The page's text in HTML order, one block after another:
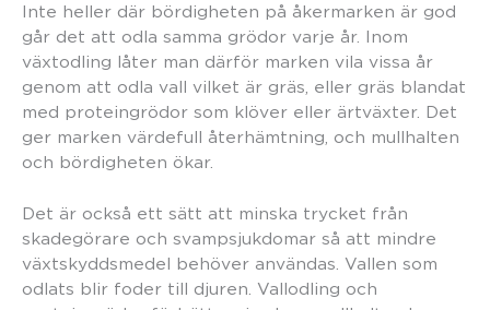
Inte heller där bördigheten på åkermarken är god
går det att odla samma grödor varje år. Inom
växtodling låter man därför marken vila vissa år
genom att odla vall vilket är gräs, eller gräs blandat
med proteingrödor som klöver eller ärtväxter. Det
ger marken värdefull återhämtning, och mullhalten
och bördigheten ökar.
Det är också ett sätt att minska trycket från
skadegörare och svampsjukdomar så att mindre
växtskyddsmedel behöver användas. Vallen som
odlats blir foder till djuren. Vallodling och